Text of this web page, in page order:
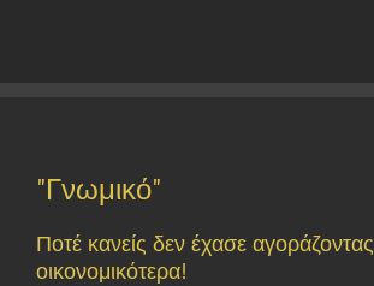
"Γνωμικό"
Ποτέ κανείς δεν έχασε αγοράζοντας
οικονομικότερα!